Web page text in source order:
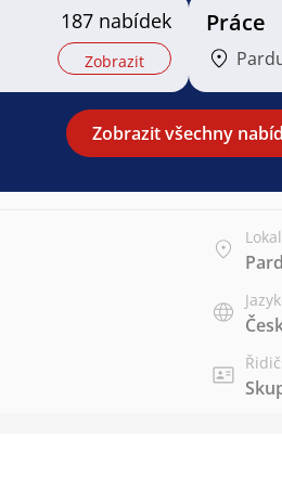
187 nabídek
Zobrazit
Práce
Zobrazit všechny